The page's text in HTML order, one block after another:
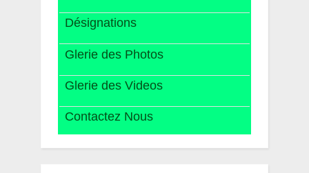
Désignations
Glerie des Photos
Glerie des Videos
Contactez Nous